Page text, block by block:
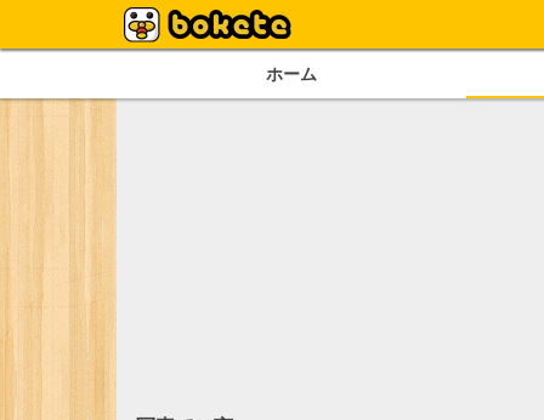
ホーム